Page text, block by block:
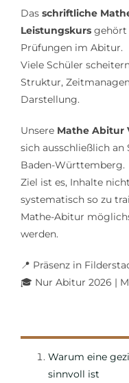
Das schriftliche
Leistungskursgehört
Prüfungen im Abitur.
Viele Schüler
Struktur,
Darstellung.
Unsere Mathe Abitur
sich ausschließlich an
Baden-Württemberg.
Ziel ist es, Inhalte
systematisch so zu
Mathe-Abitur
werden.
📍 Präsenz in
🎓 Nur Abitur 2026 |
Warum eine
sinnvoll ist